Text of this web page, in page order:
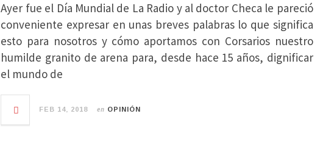
Ayer fue el Día Mundial de La Radio y al doctor Checa le pareció
conveniente expresar en unas breves palabras lo que significa
esto para nosotros y cómo aportamos con Corsarios nuestro
humilde granito de arena para, desde hace 15 años, dignificar
el mundo de
FEB 14, 2018 en OPINIÓN